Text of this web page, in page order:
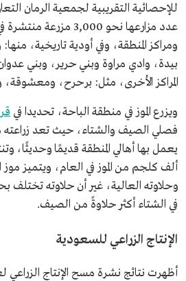
للإحصائية التقريبية لجمعية الرمان
عدد مزارعها نحو 3,000
ومراكز المنطقة، وفي أودية تاريخية،
بيدة، وادي مراوة وبني حرير، وبني
المراكز الأخرى، مثل: برحرح، ومعشوقة،
ويزرع الموز في منطقة الباحة، تحديدا في
فصلي الصيف والشتاء، حيث تعد زراعته من
ألف كلجم من الموز في العام، ويتميز
وحلاوته العالية، غير أن حلاوته
في الشتاء أكثر حلاوةً من الصيف.
الإنتاج الزراعي للسعودية